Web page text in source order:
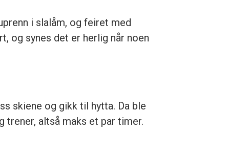
i slalåm, og feiret med
og synes det er herlig når noen
skiene og gikk til hytta. Da ble
trener, altså maks et par timer.